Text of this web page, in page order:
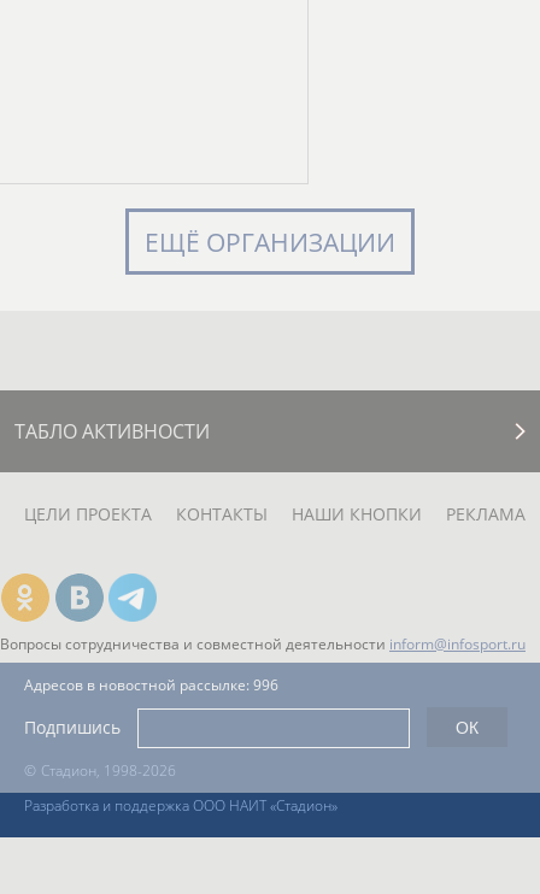
ЕЩЁ ОРГАНИЗАЦИИ
ТАБЛО АКТИВНОСТИ
ЦЕЛИ ПРОЕКТА КОНТАКТЫ НАШИ КНОПКИ РЕКЛАМА
Вопросы сотрудничества и совместной деятельности inform@infosport.ru
© Стадион, 1998-2026
Разработка и поддержка ООО НАИТ «Стадион»
Адресов в новостной рассылке: 996
Подпишись